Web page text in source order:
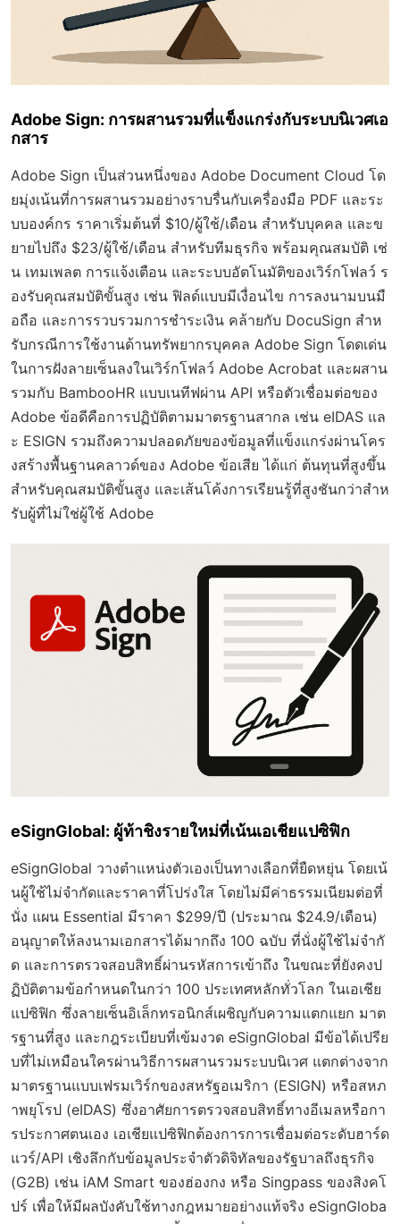
Adobe Sign: การผสานรวมที่แข็งแกร่งกับระบบนิเวศเอ
กสาร
Adobe Sign เป็นส่วนหนึ่งของ Adobe Document Cloud โด
ยมุ่งเน้นที่การผสานรวมอย่างราบรื่นกับเครื่องมือ PDF และระ
บบองค์กร ราคาเริ่มต้นที่ $10/ผู้ใช้/เดือน สำหรับบุคคล และข
ยายไปถึง $23/ผู้ใช้/เดือน สำหรับทีมธุรกิจ พร้อมคุณสมบัติ เช่
น เทมเพลต การแจ้งเตือน และระบบอัตโนมัติของเวิร์กโฟลว์ ร
องรับคุณสมบัติขั้นสูง เช่น ฟิลด์แบบมีเงื่อนไข การลงนามบนมื
อถือ และการรวบรวมการชำระเงิน คล้ายกับ DocuSign สำห
รับกรณีการใช้งานด้านทรัพยากรบุคคล Adobe Sign โดดเด่น
ในการฝังลายเซ็นลงในเวิร์กโฟลว์ Adobe Acrobat และผสาน
รวมกับ BambooHR แบบเนทีฟผ่าน API หรือตัวเชื่อมต่อของ
Adobe ข้อดีคือการปฏิบัติตามมาตรฐานสากล เช่น eIDAS แล
ะ ESIGN รวมถึงความปลอดภัยของข้อมูลที่แข็งแกร่งผ่านโคร
งสร้างพื้นฐานคลาวด์ของ Adobe ข้อเสีย ได้แก่ ต้นทุนที่สูงขึ้น
สำหรับคุณสมบัติขั้นสูง และเส้นโค้งการเรียนรู้ที่สูงชันกว่าสำห
รับผู้ที่ไม่ใช่ผู้ใช้ Adobe
eSignGlobal: ผู้ท้าชิงรายใหม่ที่เน้นเอเชียแปซิฟิก
eSignGlobal วางตำแหน่งตัวเองเป็นทางเลือกที่ยืดหยุ่น โดยเน้
นผู้ใช้ไม่จำกัดและราคาที่โปร่งใส โดยไม่มีค่าธรรมเนียมต่อที่
นั่ง แผน Essential มีราคา $299/ปี (ประมาณ $24.9/เดือน)
อนุญาตให้ลงนามเอกสารได้มากถึง 100 ฉบับ ที่นั่งผู้ใช้ไม่จำกั
ด และการตรวจสอบสิทธิ์ผ่านรหัสการเข้าถึง ในขณะที่ยังคงป
ฏิบัติตามข้อกำหนดในกว่า 100 ประเทศหลักทั่วโลก ในเอเชีย
แปซิฟิก ซึ่งลายเซ็นอิเล็กทรอนิกส์เผชิญกับความแตกแยก มาต
รฐานที่สูง และกฎระเบียบที่เข้มงวด eSignGlobal มีข้อได้เปรีย
บที่ไม่เหมือนใครผ่านวิธีการผสานรวมระบบนิเวศ แตกต่างจาก
มาตรฐานแบบเฟรมเวิร์กของสหรัฐอเมริกา (ESIGN) หรือสหภ
าพยุโรป (eIDAS) ซึ่งอาศัยการตรวจสอบสิทธิ์ทางอีเมลหรือกา
รประกาศตนเอง เอเชียแปซิฟิกต้องการการเชื่อมต่อระดับฮาร์ด
แวร์/API เชิงลึกกับข้อมูลประจำตัวดิจิทัลของรัฐบาลถึงธุรกิจ
(G2B) เช่น iAM Smart ของฮ่องกง หรือ Singpass ของสิงคโ
ปร์ เพื่อให้มีผลบังคับใช้ทางกฎหมายอย่างแท้จริง eSignGloba